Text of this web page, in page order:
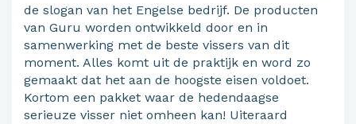
de slogan van het Engelse bedrijf. De producten
van Guru worden ontwikkeld door en in
samenwerking met de beste vissers van dit
moment. Alles komt uit de praktijk en word zo
gemaakt dat het aan de hoogste eisen voldoet.
Kortom een pakket waar de hedendaagse
serieuze visser niet omheen kan! Uiteraard